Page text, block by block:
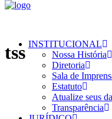
INSTITUCIONAL
Nossa História
Diretoria
Sala de
Estatuto
Atualize seus
Transparência
tss